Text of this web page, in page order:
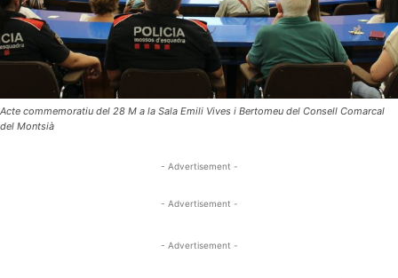
Acte commemoratiu del 28 M a la Sala Emili Vives i Bertomeu del Consell Comarcal
del Montsià
- Advertisement -
- Advertisement -
- Advertisement -